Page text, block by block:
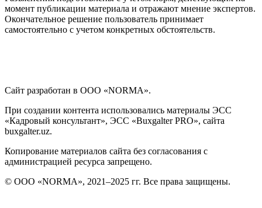
момент публикации материала и отражают мнение экспертов.
Окончательное решение пользователь принимает
самостоятельно с учетом конкретных обстоятельств.
Сайт разработан в ООО «NORMA».
При создании контента использовались материалы ЭСС
«Кадровый консультант», ЭСС «Buxgalter PRO», сайта
buxgalter.uz.
Копирование материалов сайта без согласования с
администрацией ресурса запрещено.
© ООО «NORMA», 2021–2025 гг. Все права защищены.